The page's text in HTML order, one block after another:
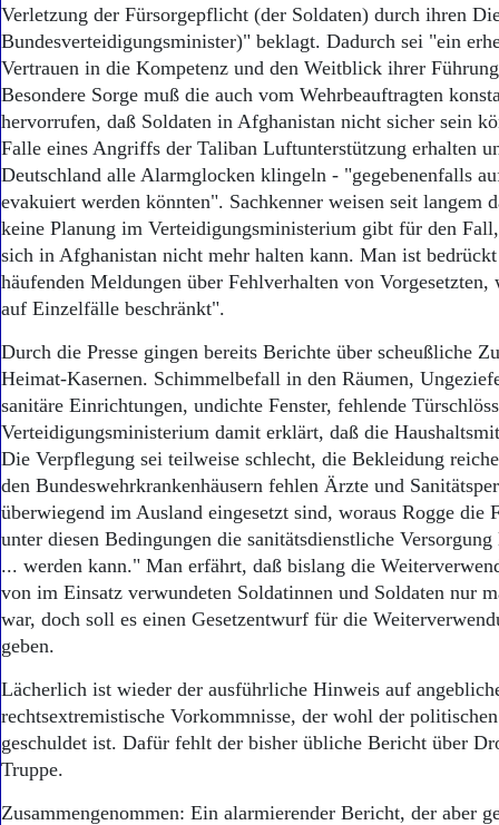
Verletzung der Fürsorgepflicht (der Soldaten) durch ihren
Bundesverteidigungsminister)" beklagt. Dadurch sei "ein
Vertrauen in die Kompetenz und den Weitblick ihrer
Besondere Sorge muß die auch vom Wehrbeauftragten
hervorrufen, daß Soldaten in Afghanistan nicht sicher sein
Falle eines Angriffs der Taliban Luftunterstützung erhalten
Deutschland alle Alarmglocken klingeln - "gegebenenfalls
evakuiert werden könnten". Sachkenner weisen seit langem
keine Planung im Verteidigungsministerium gibt für den
sich in Afghanistan nicht mehr halten kann. Man ist
häufenden Meldungen über Fehlverhalten von
auf Einzelfälle beschränkt".
Durch die Presse gingen bereits Berichte über scheußliche
Heimat-Kasernen. Schimmelbefall in den Räumen,
sanitäre Einrichtungen, undichte Fenster, fehlende
Verteidigungsministerium damit erklärt, daß die
Die Verpflegung sei teilweise schlecht, die Bekleidung
den Bundeswehrkrankenhäusern fehlen Ärzte und
überwiegend im Ausland eingesetzt sind, woraus Rogge die
unter diesen Bedingungen die sanitätsdienstliche
... werden kann." Man erfährt, daß bislang die
von im Einsatz verwundeten Soldatinnen und Soldaten nur
war, doch soll es einen Gesetzentwurf für die
geben.
Lächerlich ist wieder der ausführliche Hinweis auf
rechtsextremistische Vorkommnisse, der wohl der
geschuldet ist. Dafür fehlt der bisher übliche Bericht über
Truppe.
Zusammengenommen: Ein alarmierender Bericht, der aber